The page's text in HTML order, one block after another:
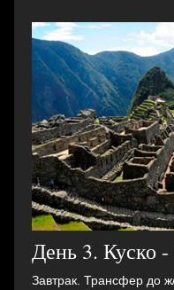
День 3. Куско
Завтрак. Трансфер до